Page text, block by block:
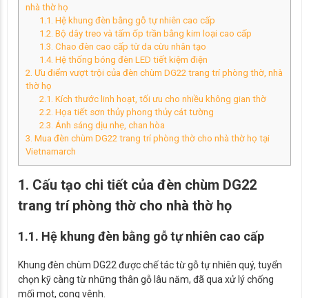
nhà thờ họ
1.1. Hệ khung đèn bằng gỗ tự nhiên cao cấp
1.2. Bộ dây treo và tấm ốp trần bằng kim loại cao cấp
1.3. Chao đèn cao cấp từ da cừu nhân tạo
1.4. Hệ thống bóng đèn LED tiết kiệm điện
2. Ưu điểm vượt trội của đèn chùm DG22 trang trí phòng thờ, nhà
thờ họ
2.1. Kích thước linh hoạt, tối ưu cho nhiều không gian thờ
2.2. Họa tiết sơn thủy phong thủy cát tường
2.3. Ánh sáng dịu nhẹ, chan hòa
3. Mua đèn chùm DG22 trang trí phòng thờ cho nhà thờ họ tại
Vietnamarch
1. Cấu tạo chi tiết của đèn chùm DG22
trang trí phòng thờ cho nhà thờ họ
1.1. Hệ khung đèn bằng gỗ tự nhiên cao cấp
Khung đèn chùm DG22 được chế tác từ gỗ tự nhiên quý, tuyển
chọn kỹ càng từ những thân gỗ lâu năm, đã qua xử lý chống
mối mọt, cong vênh.